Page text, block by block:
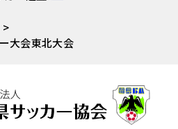
大会東北大会